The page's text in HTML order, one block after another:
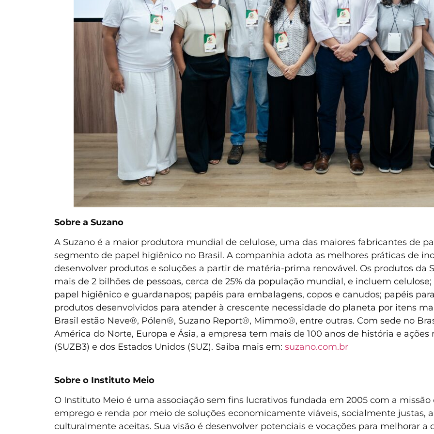
Sobre a Suzano
A Suzano é a maior produtora mundial de celulose, uma das maiores fabricantes de
segmento de papel higiênico no Brasil. A companhia adota as melhores práticas de
desenvolver produtos e soluções a partir de matéria-prima renovável. Os produtos da
mais de 2 bilhões de pessoas, cerca de 25% da população mundial, e incluem
papel higiênico e guardanapos; papéis para embalagens, copos e canudos; papéis
produtos desenvolvidos para atender à crescente necessidade do planeta por itens
Brasil estão Neve®, Pólen®, Suzano Report®, Mimmo®, entre outras. Com sede no
América do Norte, Europa e Ásia, a empresa tem mais de 100 anos de história e ações
(SUZB3) e dos Estados Unidos (SUZ). Saiba mais em: suzano.com.br
Sobre o Instituto Meio
O Instituto Meio é uma associação sem fins lucrativos fundada em 2005 com a
emprego e renda por meio de soluções economicamente viáveis, socialmente justas,
culturalmente aceitas. Sua visão é desenvolver potenciais e vocações para melhorar a